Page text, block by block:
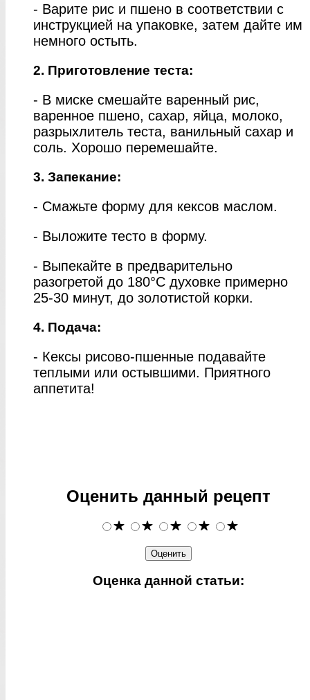
- Варите рис и пшено в соответствии с
инструкцией на упаковке, затем дайте им
немного остыть.
2. Приготовление теста:
- В миске смешайте варенный рис,
варенное пшено, сахар, яйца, молоко,
разрыхлитель теста, ванильный сахар и
соль. Хорошо перемешайте.
3. Запекание:
- Смажьте форму для кексов маслом.
- Выложите тесто в форму.
- Выпекайте в предварительно
разогретой до 180°C духовке примерно
25-30 минут, до золотистой корки.
4. Подача:
- Кексы рисово-пшенные подавайте
теплыми или остывшими. Приятного
аппетита!
Оценить данный рецепт
Оценка данной статьи: